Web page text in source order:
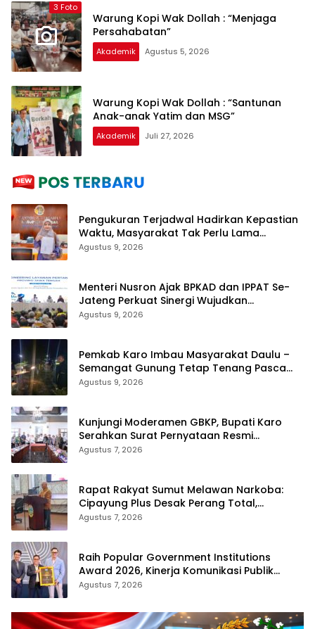
3 Foto
Warung Kopi Wak Dollah : “Menjaga
Persahabatan”
Akademik Agustus 5, 2026
Warung Kopi Wak Dollah : “Santunan
Anak-anak Yatim dan MSG”
Akademik Juli 27, 2026
Pengukuran Terjadwal Hadirkan Kepastian
Waktu, Masyarakat Tak Perlu Lama
Menunggu Layanan Pertanahan
Agustus 9, 2026
Menteri Nusron Ajak BPKAD dan IPPAT Se-
Jateng Perkuat Sinergi Wujudkan
Transformasi Layanan Pertanahan
Agustus 9, 2026
Pemkab Karo Imbau Masyarakat Daulu –
Semangat Gunung Tetap Tenang Pasca
Penertiban Pungli
Agustus 9, 2026
Kunjungi Moderamen GBKP, Bupati Karo
Serahkan Surat Pernyataan Resmi
Penyerahan Aset RSUD Kabanjahe
Agustus 7, 2026
Rapat Rakyat Sumut Melawan Narkoba:
Cipayung Plus Desak Perang Total,
Generasi Muda Jadi Benteng Utama
Agustus 7, 2026
Raih Popular Government Institutions
Award 2026, Kinerja Komunikasi Publik
Kementerian ATR/BPN Kembali Diakui
Agustus 7, 2026